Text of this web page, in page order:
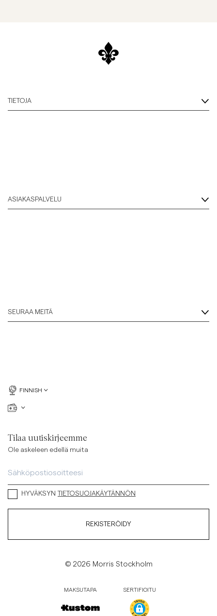
TIETOJA
ASIAKASPALVELU
SEURAA MEITÄ
FINNISH
Tilaa uutiskirjeemme
Ole askeleen edellä muita
HYVÄKSYN TIETOSUOJAKÄYTÄNNÖN
REKISTERÖIDY
© 2026 Morris Stockholm
MAKSUTAPA SERTIFIOITU